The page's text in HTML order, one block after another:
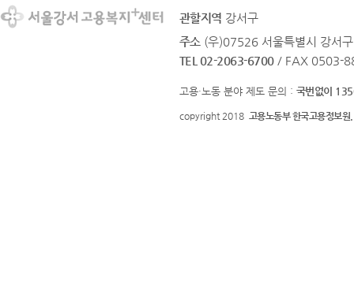
관할지역 강서구
주소 (우)07526 서울특별시 강서
TEL 02-2063-6700 / FAX 0503-
고용·노동 분야 제도 문의 : 국번없이
copyright 2018 고용노동부 한국고용정보원.